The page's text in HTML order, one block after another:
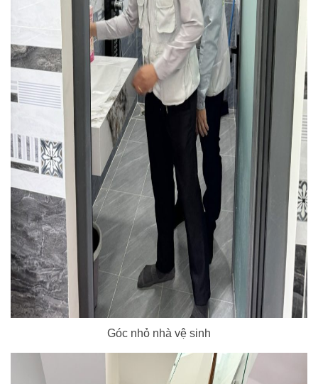
Góc nhỏ nhà vệ sinh